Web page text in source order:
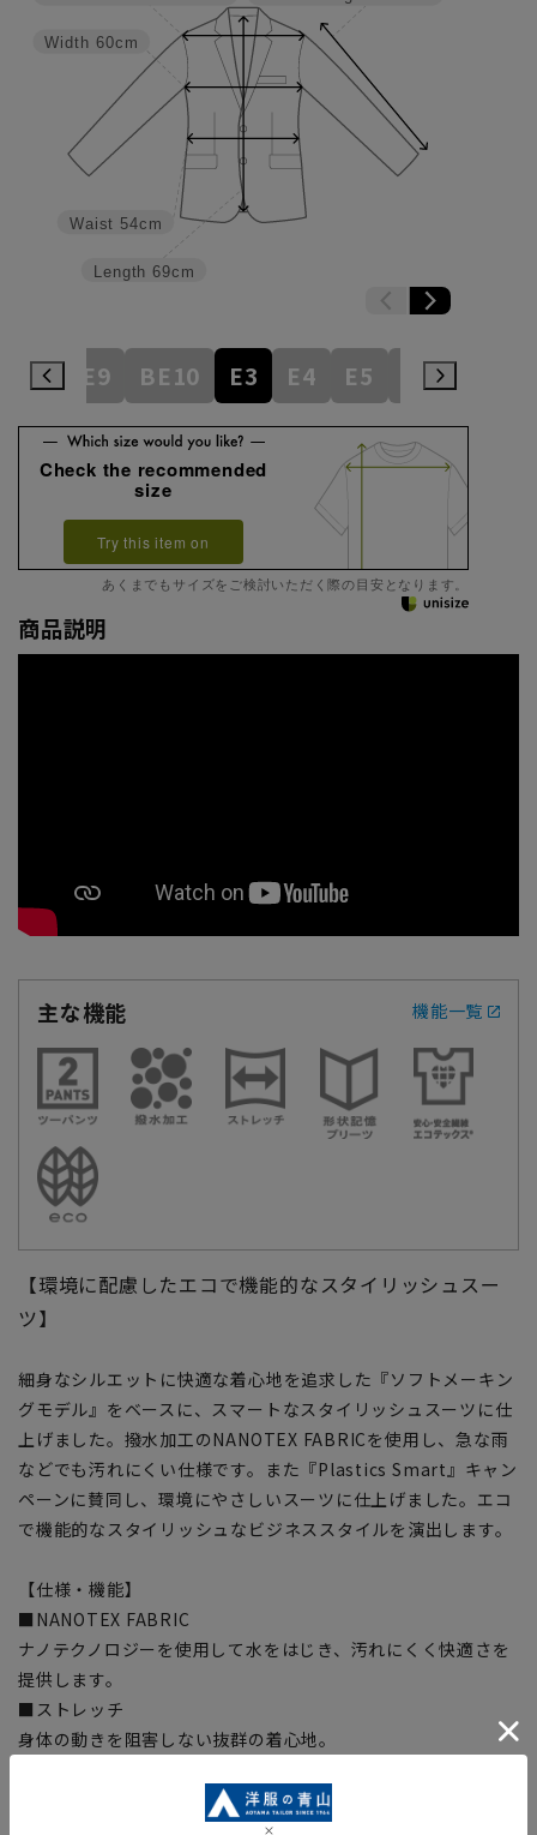
Length 69cm
Waist 54cm
Width 60cm
BE9 BE10 E3 E4 E5 E6
Check the recommended
size
Try this item on
あくまでもサイズをご検討いただく際の目安となります。
商品説明
主な機能 機能一覧
【環境に配慮したエコで機能的なスタイリッシュスー
ツ】
細身なシルエットに快適な着心地を追求した『ソフトメーキン
グモデル』をベースに、スマートなスタイリッシュスーツに仕
上げました。撥水加工のNANOTEX FABRICを使用し、急な雨
などでも汚れにくい仕様です。また『Plastics Smart』キャン
ペーンに賛同し、環境にやさしいスーツに仕上げました。エコ
で機能的なスタイリッシュなビジネススタイルを演出します。
【仕様・機能】
■NANOTEX FABRIC
ナノテクノロジーを使用して水をはじき、汚れにくく快適さを
提供します。
■ストレッチ
身体の動きを阻害しない抜群の着心地。
いつでもパリッとしたプリーツラインを実現。